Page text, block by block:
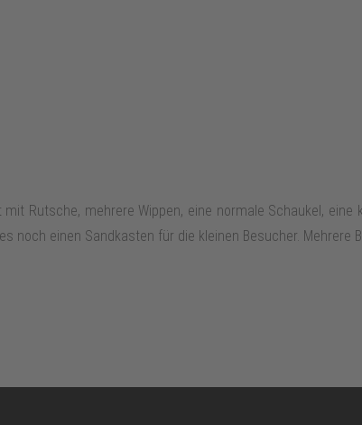
Rutsche, mehrere Wippen, eine normale Schaukel, eine
noch einen Sandkasten für die kleinen Besucher. Mehrere